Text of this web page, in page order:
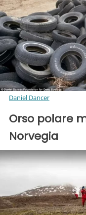
Daniel Dancer
Orso polare
Norvegia